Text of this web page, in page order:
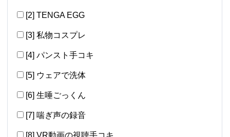
[2] TENGA EGG
[3] 私物コスプレ
[4] パンスト手コキ
[5] ウェアで洗体
[6] 生唾ごっくん
[7] 喘ぎ声の録音
[8] VR動画の視聴手コキ